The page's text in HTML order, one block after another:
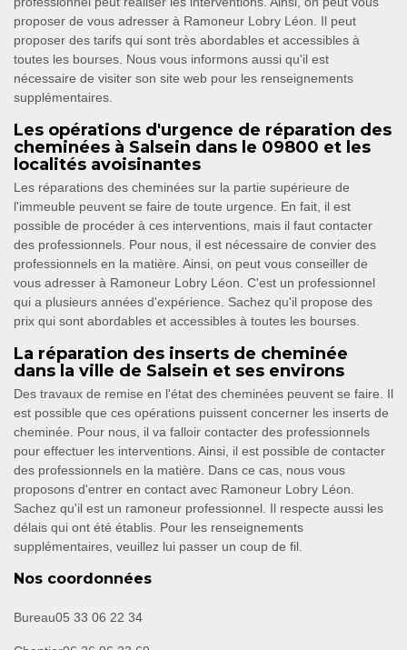
proposer de vous adresser à Ramoneur Lobry Léon. Il peut
proposer des tarifs qui sont très abordables et accessibles à
toutes les bourses. Nous vous informons aussi qu'il est
nécessaire de visiter son site web pour les renseignements
supplémentaires.
Les opérations d'urgence de réparation des
cheminées à Salsein dans le 09800 et les
localités avoisinantes
Les réparations des cheminées sur la partie supérieure de
l'immeuble peuvent se faire de toute urgence. En fait, il est
possible de procéder à ces interventions, mais il faut contacter
des professionnels. Pour nous, il est nécessaire de convier des
professionnels en la matière. Ainsi, on peut vous conseiller de
vous adresser à Ramoneur Lobry Léon. C'est un professionnel
qui a plusieurs années d'expérience. Sachez qu'il propose des
prix qui sont abordables et accessibles à toutes les bourses.
La réparation des inserts de cheminée
dans la ville de Salsein et ses environs
Des travaux de remise en l'état des cheminées peuvent se faire. Il
est possible que ces opérations puissent concerner les inserts de
cheminée. Pour nous, il va falloir contacter des professionnels
pour effectuer les interventions. Ainsi, il est possible de contacter
des professionnels en la matière. Dans ce cas, nous vous
proposons d'entrer en contact avec Ramoneur Lobry Léon.
Sachez qu'il est un ramoneur professionnel. Il respecte aussi les
délais qui ont été établis. Pour les renseignements
supplémentaires, veuillez lui passer un coup de fil.
Nos coordonnées
Bureau05 33 06 22 34